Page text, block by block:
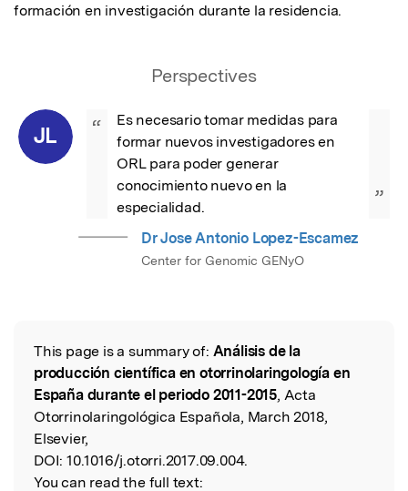
formación en investigación durante la residencia.
Perspectives
JL “
Es necesario tomar medidas para
formar nuevos investigadores en
ORL para poder generar
conocimiento nuevo en la
especialidad.
”
Dr Jose Antonio Lopez-Escamez
Center for Genomic GENyO
Read the Original
This page is a summary of: Análisis de la
producción científica en otorrinolaringología en
España durante el periodo 2011-2015, Acta
Otorrinolaringológica Española, March 2018,
Elsevier,
DOI: 10.1016/j.otorri.2017.09.004.
You can read the full text: